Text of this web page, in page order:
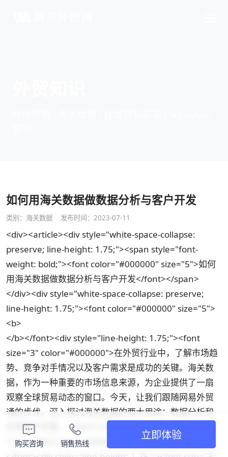
如何用海关数据做数据分析与客户开发
类别： 海关数据发布时间：2023-07-11
<div><article><div style="white-space-collapse:
preserve; line-height: 1.75;"><span style="font-
weight: bold;"><font color="#000000" size="5">如何
用海关数据做数据分析与客户开发</font></span>
</div><div style="white-space-collapse: preserve;
line-height: 1.75;"><font color="#000000" size="5">
<b>
</b></font><div style="line-height: 1.75;"><font
size="3" color="#000000">在外贸行业中，了解市场趋
势、竞争对手情况以及客户需求是成功的关键。海关数
据，作为一种重要的市场信息来源，为企业提供了一扇
观察全球贸易动态的窗口。今天，让我们跟随网易外贸
通的步伐，深入探讨海关数据的两大用途：数据分析和
外贸客户开发。</font></div><div style="line-height:
1.75;"><font color="#000000" size="3">
购买咨询 销售热线
立即体验